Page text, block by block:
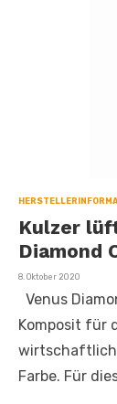
Kulzer
Diamond
Veröffentlicht
8. Oktober 2020
Venus
Komposit für
wirtschaftlich
Farbe. Für